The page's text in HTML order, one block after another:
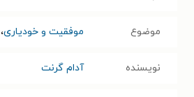
موضوع موفقیت و خودیاری،
نویسنده آدام گرنت